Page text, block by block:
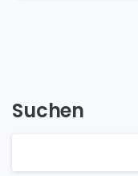
Suchen